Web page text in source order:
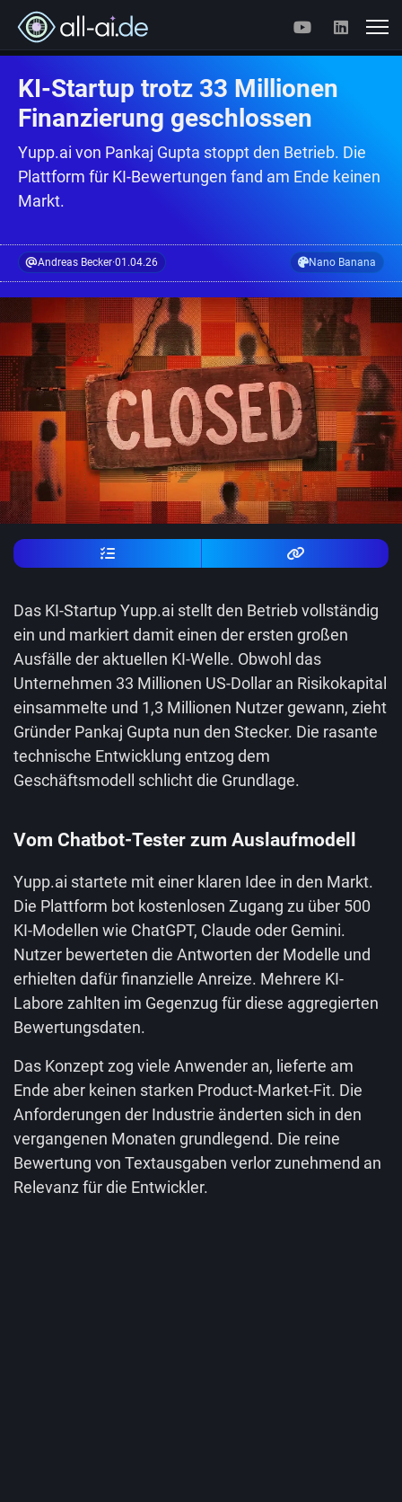
KI-Startup trotz 33 Millionen
Finanzierung geschlossen
Yupp.ai von Pankaj Gupta stoppt den Betrieb. Die
Plattform für KI-Bewertungen fand am Ende keinen
Markt.
Andreas Becker·01.04.26 Nano Banana
Das KI-Startup Yupp.ai stellt den Betrieb vollständig
ein und markiert damit einen der ersten großen
Ausfälle der aktuellen KI-Welle. Obwohl das
Unternehmen 33 Millionen US-Dollar an Risikokapital
einsammelte und 1,3 Millionen Nutzer gewann, zieht
Gründer Pankaj Gupta nun den Stecker. Die rasante
technische Entwicklung entzog dem
Geschäftsmodell schlicht die Grundlage.
Vom Chatbot-Tester zum Auslaufmodell
Yupp.ai startete mit einer klaren Idee in den Markt.
Die Plattform bot kostenlosen Zugang zu über 500
KI-Modellen wie ChatGPT, Claude oder Gemini.
Nutzer bewerteten die Antworten der Modelle und
erhielten dafür finanzielle Anreize. Mehrere KI-
Labore zahlten im Gegenzug für diese aggregierten
Bewertungsdaten.
Das Konzept zog viele Anwender an, lieferte am
Ende aber keinen starken Product-Market-Fit. Die
Anforderungen der Industrie änderten sich in den
vergangenen Monaten grundlegend. Die reine
Bewertung von Textausgaben verlor zunehmend an
Relevanz für die Entwickler.